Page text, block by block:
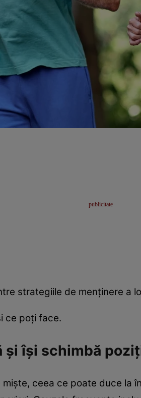
strategiile de menținere a
ce poți face.
și își schimbă
ceea ce poate duce la